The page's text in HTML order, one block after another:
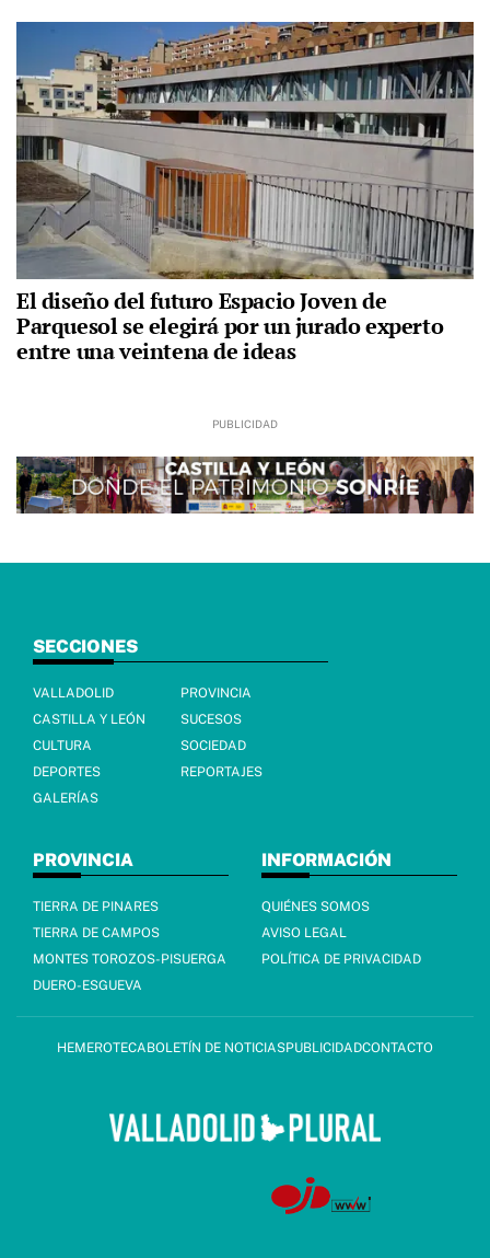
El diseño del futuro Espacio Joven de
Parquesol se elegirá por un jurado experto
entre una veintena de ideas
SECCIONES
VALLADOLID
PROVINCIA
CASTILLA Y LEÓN
SUCESOS
CULTURA
SOCIEDAD
DEPORTES
REPORTAJES
GALERÍAS
PROVINCIA
TIERRA DE PINARES
TIERRA DE CAMPOS
MONTES TOROZOS-PISUERGA
DUERO-ESGUEVA
INFORMACIÓN
QUIÉNES SOMOS
AVISO LEGAL
POLÍTICA DE PRIVACIDAD
HEMEROTECABOLETÍN DE NOTICIASPUBLICIDADCONTACTO